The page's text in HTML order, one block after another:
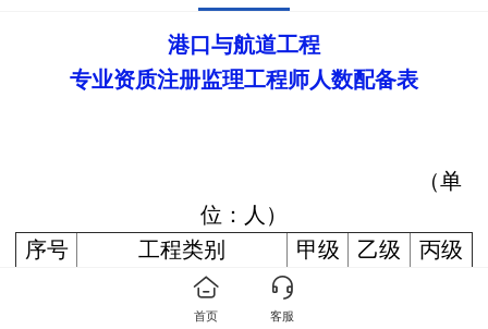
港口与航道工程
专业资质注册监理工程师人数配备表
（单
位：人）
序号 工程类别 甲级 乙级
丙级
港口与航道工程
专业工程类别和等级表
首页 客服